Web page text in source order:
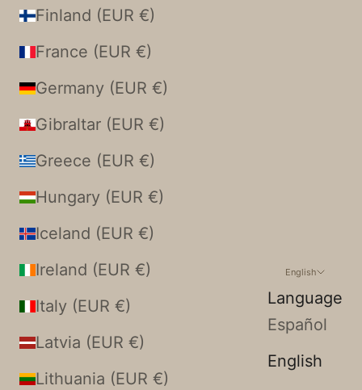
Finland (EUR €)
France (EUR €)
Germany (EUR €)
Gibraltar (EUR €)
Greece (EUR €)
Hungary (EUR €)
Iceland (EUR €)
Ireland (EUR €)
Italy (EUR €)
Latvia (EUR €)
Lithuania (EUR €)
English
Language
Español
English